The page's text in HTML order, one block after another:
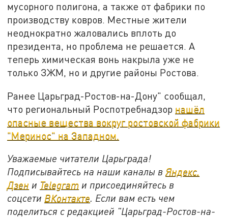
мусорного полигона, а также от фабрики по
производству ковров. Местные жители
неоднократно жаловались вплоть до
президента, но проблема не решается. А
теперь химическая вонь накрыла уже не
только ЗЖМ, но и другие районы Ростова.
Ранее Царьград-Ростов-на-Дону" сообщал,
что региональный Роспотребнадзор нашёл
опасные вещества вокруг ростовской фабрики
"Меринос" на Западном.
Уважаемые читатели Царьграда!
Подписывайтесь на наши каналы вЯндекс.
Дзен и Telegram и присоединяйтесь в
соцсети ВКонтакте. Если вам есть чем
поделиться с редакцией "Царьград-Ростов-на-